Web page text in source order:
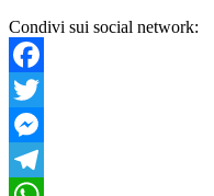
Condivi sui social network:
Facebook
Twitter
Messenger